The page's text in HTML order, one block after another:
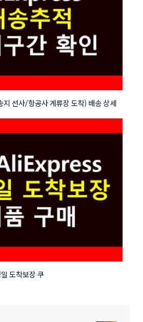
지 선사/항공사 계류장 도착) 배송 상세
도착보장 쿠